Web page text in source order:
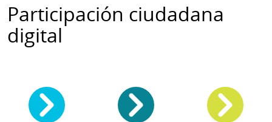
Participación ciudadana
digital